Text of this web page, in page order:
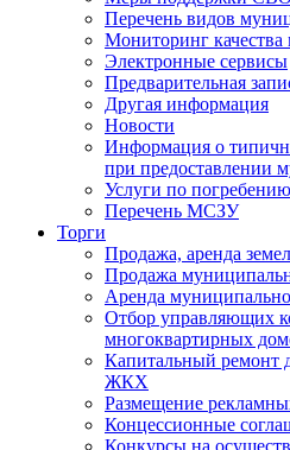
Перечень видов
Мониторинг
Электронные сервисы
Предварительная
Другая информация
Новости
Информация о
при предоставлении
Услуги по погребению
Перечень МСЗУ
Торги
Продажа, аренда
Продажа
Аренда
Отбор управляющих
многоквартирных
Капитальный ремонт
ЖКХ
Размещение
Концессионные
Конкурсы на